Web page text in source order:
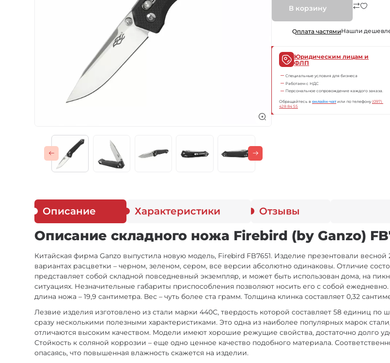
Газовые горелки
Снаряжение
В корзину
Оплата частямиНашли
Юридическим лицам и
ФЛП
Специальные условия для бизнеса
Работаем с НДС
Персональное сопровождение каждого заказа.
Обращайтесь вонлайн-чатили по телефону(097)
428 84 55
Описание Характеристики Отзывы
Описание складного ножа Firebird (by Ganzo)
Китайская фирма Ganzo выпустила новую модель, Firebird FB7651. Изделие презентовали весной
вариантах расцветки – черном, зеленом, сером, все версии абсолютно одинаковы. Отличие
представляет собой складной повседневный экземпляр, и может быть использован дома, на
ситуациях. Незначительные габариты приспособления позволяют носить его с собой
длина ножа – 19,9 сантиметра. Вес – чуть более ста грамм. Толщина клинка составляет 0,32
Лезвие изделия изготовлено из стали марки 440С, твердость которой составляет 58 единиц
сразу несколькими полезными характеристиками. Это одна из наиболее популярных марок
отличаются высоким качеством. Модели имеют хорошие режущие свойства, достаточно долго
Стойкость к соляной коррозии – еще одно ценное качество подобного материала.
опасаясь, что повышенная влажность скажется на изделии.